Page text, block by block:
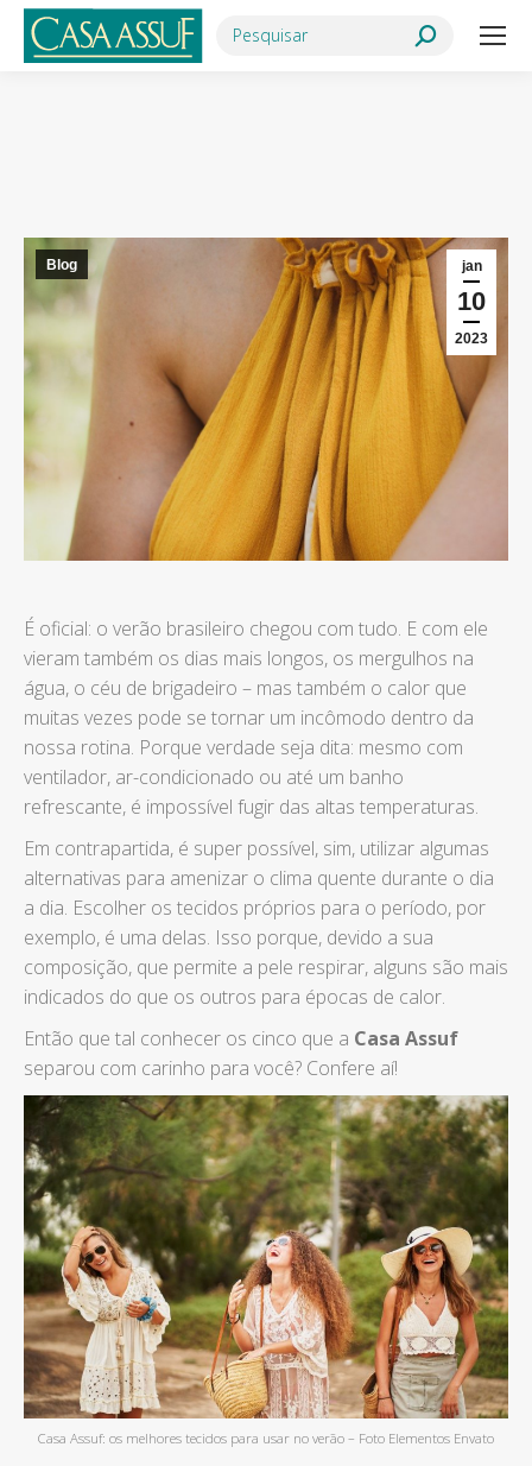
Search:
jan
10
2023
Blog
É oficial: o verão brasileiro chegou com tudo. E com ele
vieram também os dias mais longos, os mergulhos na
água, o céu de brigadeiro – mas também o calor que
muitas vezes pode se tornar um incômodo dentro da
nossa rotina. Porque verdade seja dita: mesmo com
ventilador, ar-condicionado ou até um banho
refrescante, é impossível fugir das altas temperaturas.
Em contrapartida, é super possível, sim, utilizar algumas
alternativas para amenizar o clima quente durante o dia
a dia. Escolher os tecidos próprios para o período, por
exemplo, é uma delas. Isso porque, devido a sua
composição, que permite a pele respirar, alguns são mais
indicados do que os outros para épocas de calor.
Então que tal conhecer os cinco que a Casa Assuf
separou com carinho para você? Confere aí!
Casa Assuf: os melhores tecidos para usar no verão – Foto Elementos Envato